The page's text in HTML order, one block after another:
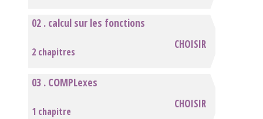
02 . calcul sur les fonctions
CHOISIR
2 chapitres
03 . COMPLexes
CHOISIR
1 chapitre